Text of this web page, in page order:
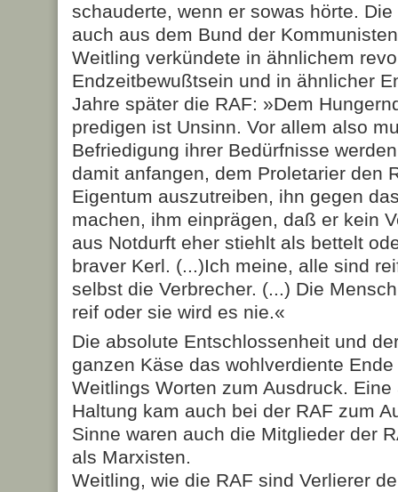
schauderte, wenn er sowas hörte.
auch aus dem Bund der
Weitling verkündete in ähnlichem
Endzeitbewußtsein und in ähnlicher
Jahre später die RAF: »Dem
predigen ist Unsinn. Vor allem also
Befriedigung ihrer Bedürfnisse
damit anfangen, dem Proletarier den
Eigentum auszutreiben, ihn gegen
machen, ihm einprägen, daß er kein
aus Notdurft eher stiehlt als bettelt
braver Kerl. (...)Ich meine, alle sind
selbst die Verbrecher. (...) Die
reif oder sie wird es nie.«
Die absolute Entschlossenheit und
ganzen Käse das wohlverdiente
Weitlings Worten zum Ausdruck.
Haltung kam auch bei der RAF zum
Sinne waren auch die Mitglieder der
als Marxisten.
Weitling, wie die RAF sind Verlierer